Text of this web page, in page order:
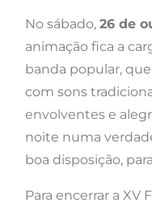
No sábado, 26 de
animação fica a
banda popular,
com sons
envolventes e
noite numa
boa disposição,
Para encerrar a XV